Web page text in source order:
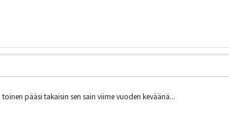
pääsi takaisin sen sain viime vuoden keväänä...